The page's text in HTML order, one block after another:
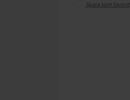
Spara som favorit